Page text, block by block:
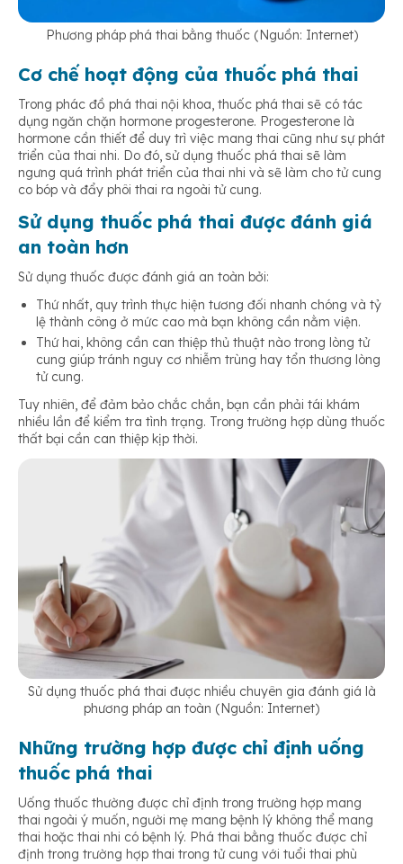
Phương pháp phá thai bằng thuốc (Nguồn: Internet)
Cơ chế hoạt động của thuốc phá thai
Trong phác đồ phá thai nội khoa, thuốc phá thai sẽ có tác
dụng ngăn chặn hormone progesterone. Progesterone là
hormone cần thiết để duy trì việc mang thai cũng như sự phát
triển của thai nhi. Do đó, sử dụng thuốc phá thai sẽ làm
ngưng quá trình phát triển của thai nhi và sẽ làm cho tử cung
co bóp và đẩy phôi thai ra ngoài tử cung.
Sử dụng thuốc phá thai được đánh giá
an toàn hơn
Sử dụng thuốc được đánh giá an toàn bởi:
Thứ nhất, quy trình thực hiện tương đối nhanh chóng và tỷ
lệ thành công ở mức cao mà bạn không cần nằm viện.
Thứ hai, không cần can thiệp thủ thuật nào trong lòng tử
cung giúp tránh nguy cơ nhiễm trùng hay tổn thương lòng
tử cung.
Tuy nhiên, để đảm bảo chắc chắn, bạn cần phải tái khám
nhiều lần để kiểm tra tình trạng. Trong trường hợp dùng thuốc
thất bại cần can thiệp kịp thời.
Sử dụng thuốc phá thai được nhiều chuyên gia đánh giá là
phương pháp an toàn (Nguồn: Internet)
Những trường hợp được chỉ định uống
thuốc phá thai
Uống thuốc thường được chỉ định trong trường hợp mang
thai ngoài ý muốn, người mẹ mang bệnh lý không thể mang
thai hoặc thai nhi có bệnh lý. Phá thai bằng thuốc được chỉ
định trong trường hợp thai trong tử cung với tuổi thai phù